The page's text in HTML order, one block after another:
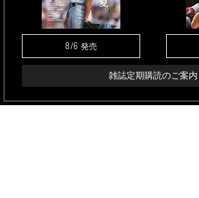
8/6 発売
雑誌定期購読のご案内